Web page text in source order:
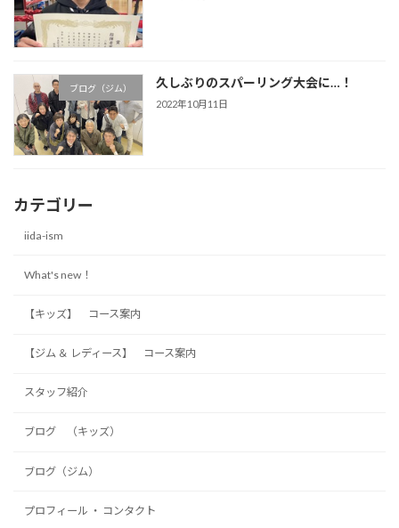
ブログ（ジム） 久しぶりのスパーリング大会に…！
2022年10月11日
カテゴリー
iida-ism
What's new！
【キッズ】 コース案内
【ジム ＆ レディース】 コース案内
スタッフ紹介
ブログ （キッズ）
ブログ（ジム）
プロフィール ・ コンタクト